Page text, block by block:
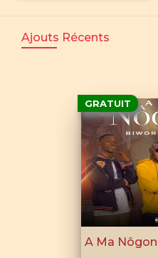
Ajouts Récents
GRATUIT
A Ma Nôgon